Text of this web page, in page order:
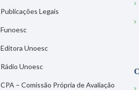
Publicações Legais
Funoesc
Editora Unoesc
Rádio Unoesc
CPA – Comissão Própria de Avaliação